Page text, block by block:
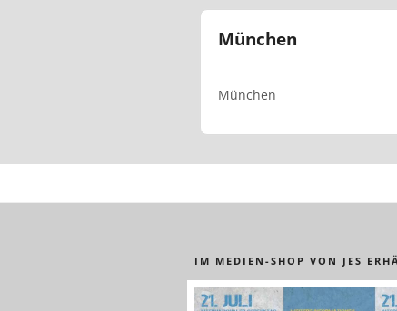
München
München
IM MEDIEN-SHOP VON JES